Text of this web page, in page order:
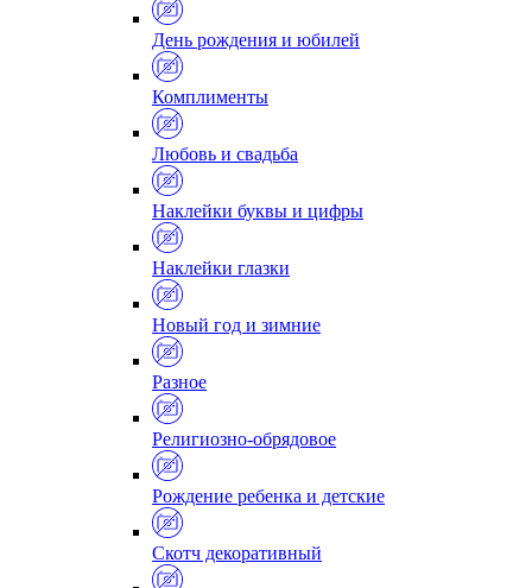
День рождения и юбилей
Комплименты
Любовь и свадьба
Наклейки буквы и цифры
Наклейки глазки
Новый год и зимние
Разное
Религиозно-обрядовое
Рождение ребенка и детские
Скотч декоративный